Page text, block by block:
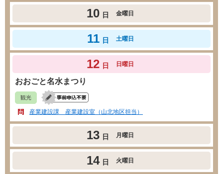
10 日 金曜日
11 日 土曜日
12 日 日曜日
おおごと名水まつり
観光
産業建設課 産業建設室（山北地区担当）
13 日 月曜日
14 日 火曜日